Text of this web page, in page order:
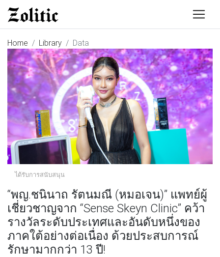
Home Library Data
ได้รับการสนับสนุน
“พญ.ชนินาถ รัตนมณี (หมอเจน)” แพทย์ผู้
เชี่ยวชาญจาก “Sense Skeyn Clinic” คว้า
รางวัลระดับประเทศและอันดับหนึ่งของ
ภาคใต้อย่างต่อเนื่อง ด้วยประสบการณ์
รักษามากกว่า 13 ปี!